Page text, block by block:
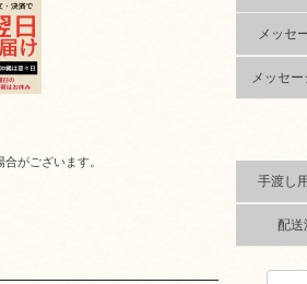
がございます。
メッセ
メッセ
手渡し
配送